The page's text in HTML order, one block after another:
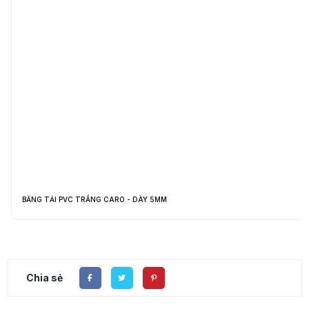
BĂNG TẢI PVC TRẮNG CARO - DÀY 5MM
Chia sẻ